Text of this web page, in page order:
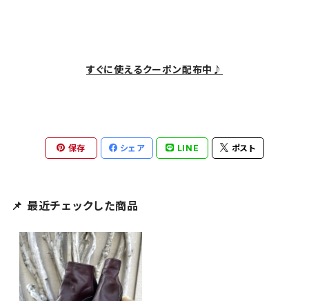
すぐに使えるクーポン配布中♪
保存 シェア LINE ポスト
📌 最近チェックした商品